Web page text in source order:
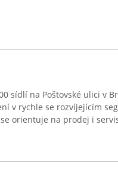
sídlí na Poštovské ulici v
v rychle se rozvíjejícím
orientuje na prodej i